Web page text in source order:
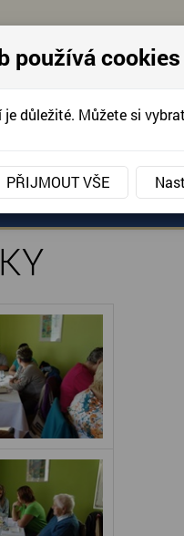
AKCE,
používá cookies
je důležité. Můžete si
PŘIJMOUT VŠE